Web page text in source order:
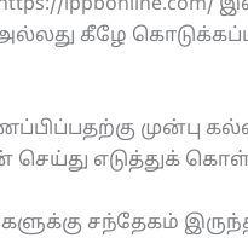
கீழே
முன்பு
எடுத்துக்
சந்தேகம்